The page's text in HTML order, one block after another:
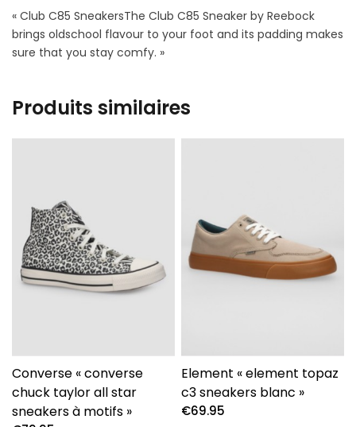
« Club C85 SneakersThe Club C85 Sneaker by Reebock
brings oldschool flavour to your foot and its padding makes
sure that you stay comfy. »
Produits similaires
Converse « converse
chuck taylor all star
sneakers à motifs »
Element « element topaz
c3 sneakers blanc »
€69.95